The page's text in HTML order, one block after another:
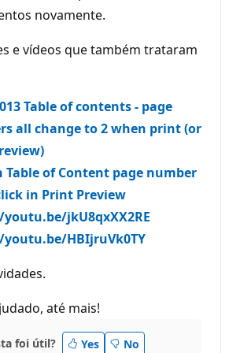
novamente.
e vídeos que também trataram
Table of contents - page
all change to 2 when print (or
Table of Content page number
in Print Preview
jkU8qxXX2RE
HBIjruVk0TY
até mais!
foi útil? Yes No